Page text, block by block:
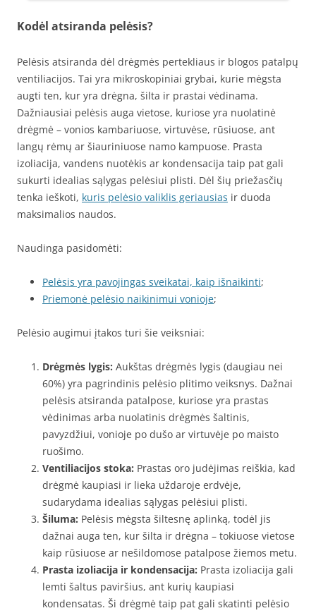
Kodėl atsiranda pelėsis?
Pelėsis atsiranda dėl drėgmės pertekliaus ir blogos patalpų
ventiliacijos. Tai yra mikroskopiniai grybai, kurie mėgsta
augti ten, kur yra drėgna, šilta ir prastai vėdinama.
Dažniausiai pelėsis auga vietose, kuriose yra nuolatinė
drėgmė – vonios kambariuose, virtuvėse, rūsiuose, ant
langų rėmų ar šiauriniuose namo kampuose. Prasta
izoliacija, vandens nuotėkis ar kondensacija taip pat gali
sukurti idealias sąlygas pelėsiui plisti. Dėl šių priežasčių
tenka ieškoti, kuris pelėsio valiklis geriausias ir duoda
maksimalios naudos.
Naudinga pasidomėti:
Pelėsis yra pavojingas sveikatai, kaip išnaikinti;
Priemonė pelėsio naikinimui vonioje;
Pelėsio augimui įtakos turi šie veiksniai:
Drėgmės lygis: Aukštas drėgmės lygis (daugiau nei
60%) yra pagrindinis pelėsio plitimo veiksnys. Dažnai
pelėsis atsiranda patalpose, kuriose yra prastas
vėdinimas arba nuolatinis drėgmės šaltinis,
pavyzdžiui, vonioje po dušo ar virtuvėje po maisto
ruošimo.
Ventiliacijos stoka: Prastas oro judėjimas reiškia, kad
drėgmė kaupiasi ir lieka uždaroje erdvėje,
sudarydama idealias sąlygas pelėsiui plisti.
Šiluma: Pelėsis mėgsta šiltesnę aplinką, todėl jis
dažnai auga ten, kur šilta ir drėgna – tokiuose vietose
kaip rūsiuose ar nešildomose patalpose žiemos metu.
Prasta izoliacija ir kondensacija: Prasta izoliacija gali
lemti šaltus paviršius, ant kurių kaupiasi
kondensatas. Ši drėgmė taip pat gali skatinti pelėsio